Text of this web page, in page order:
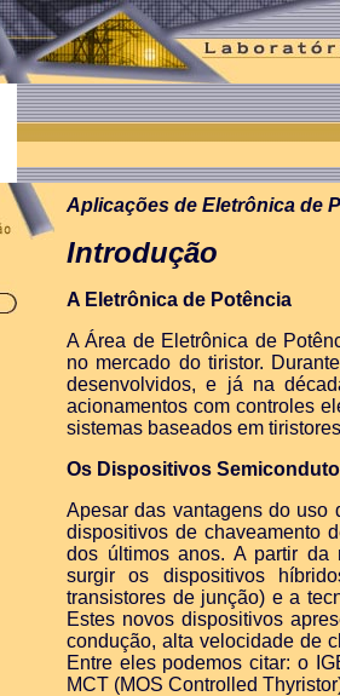
Aplicações de Eletrônica de
Introdução
A Eletrônica de Potência
A Área de Eletrônica de
no mercado do tiristor.
desenvolvidos, e já na
acionamentos com controles
sistemas baseados em
Os Dispositivos
Apesar das vantagens do uso
dispositivos de chaveamento
dos últimos anos. A partir da
surgir os dispositivos
transistores de junção) e a
Estes novos dispositivos
condução, alta velocidade de
Entre eles podemos citar: o
MCT (MOS Controlled